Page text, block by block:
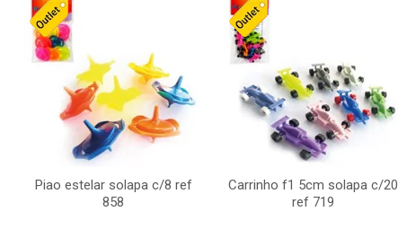
Piao estelar solapa c/8 ref
858
Carrinho f1 5cm solapa c/20
ref 719